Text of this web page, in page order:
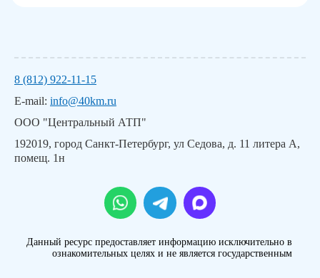
8 (812) 922-11-15
E-mail: info@40km.ru
ООО "Центральный АТП"
192019, город Санкт-Петербург, ул Седова, д. 11 литера А,
помещ. 1н
Данный ресурс предоставляет информацию исключительно в
ознакомительных целях и не является государственным